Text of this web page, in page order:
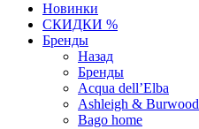
Новинки
СКИДКИ %
Бренды
Назад
Бренды
Acqua dell’Elba
Ashleigh & Burwood
Bago home